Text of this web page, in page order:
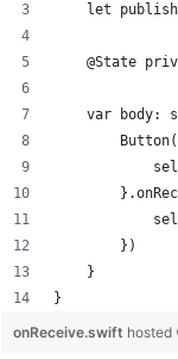
let
@State
var body:
        })
    }
}
onReceive.swift